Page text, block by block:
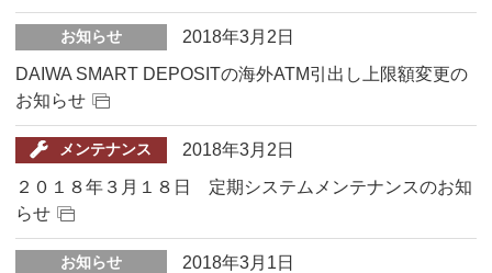
お知らせ
2018年3月2日
DAIWA SMART DEPOSITの海外ATM引出し上限額変更の
お知らせ
メンテナンス
2018年3月2日
２０１８年３月１８日 定期システムメンテナンスのお知
らせ
お知らせ
2018年3月1日